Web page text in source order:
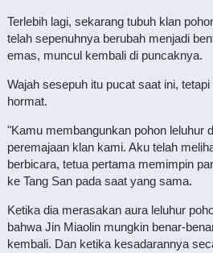
Terlebih lagi, sekarang tubuh klan
telah sepenuhnya berubah menjadi
emas, muncul kembali di puncaknya.
Wajah sesepuh itu pucat saat ini,
hormat.
"Kamu membangunkan pohon leluhur
peremajaan klan kami. Aku telah
berbicara, tetua pertama memimpin
ke Tang San pada saat yang sama.
Ketika dia merasakan aura leluhur
bahwa Jin Miaolin mungkin benar-
kembali. Dan ketika kesadarannya